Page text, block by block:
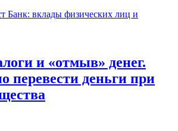
Банк: вклады физических лиц и
и «отмыв» денег.
перевести деньги при